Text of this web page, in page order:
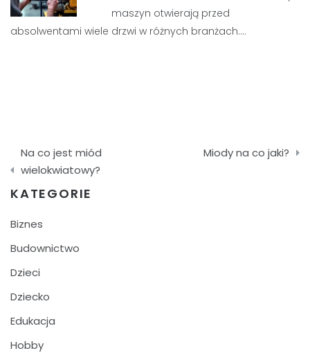
maszyn otwierają przed
absolwentami wiele drzwi w różnych branżach.…
Nawigacja
wpisu
Na co jest miód
wielokwiatowy?
Miody na co jaki?
KATEGORIE
Biznes
Budownictwo
Dzieci
Dziecko
Edukacja
Hobby